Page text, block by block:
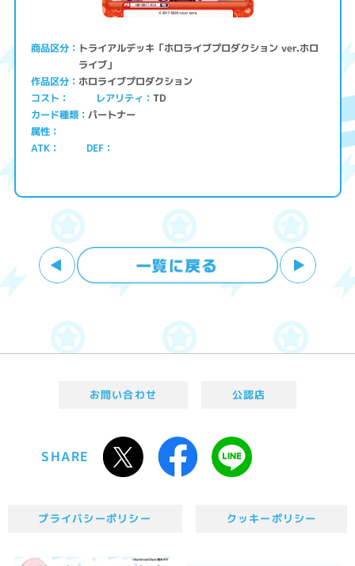
商品区分 トライアルデッキ「ホロライブプロダクション ver.ホロ
ライブ」
作品区分 ホロライブプロダクション
コスト レアリティ TD
カード種類 パートナー
属性
ATK
DEF
お問い合わせ 公認店
SHARE
プライバシーポリシー クッキーポリシー